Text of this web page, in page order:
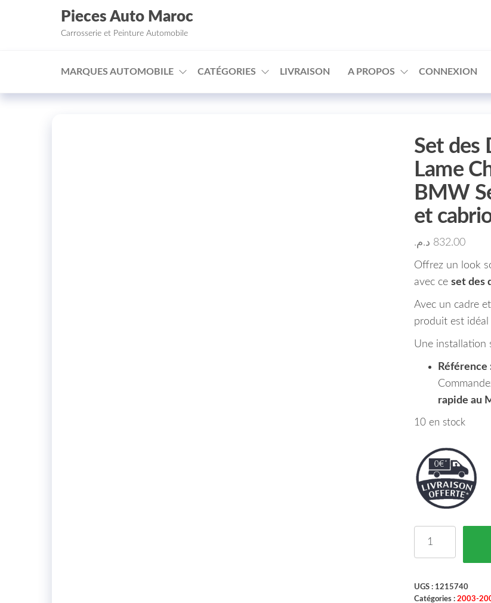
□
Aller au contenu
Pieces Auto Maroc
Carrosserie et Peinture Automobile
MARQUES AUTOMOBILE CATÉGORIES LIVRAISON A PROPOS CONNEXION
Set des
Lame
BMW
et
832.00 د.م.
Offrez un look
avec ce set des
Avec un cadre
produit est idéal
Une installation
Référence
rapide au
10 en stock
UGS : 1215740
Catégories : 2003-